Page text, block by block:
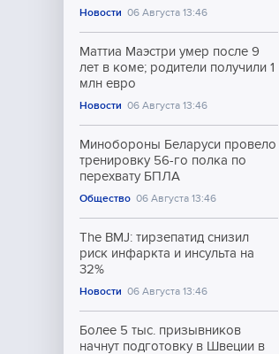
Новости 06 Августа 13:46
Маттиа Маэстри умер после 9
лет в коме; родители получили 1
млн евро
Новости 06 Августа 13:46
Минобороны Беларуси провело
тренировку 56-го полка по
перехвату БПЛА
Общество 06 Августа 13:46
The BMJ: тирзепатид снизил
риск инфаркта и инсульта на
32%
Новости 06 Августа 13:46
Более 5 тыс. призывников
начнут подготовку в Швеции в